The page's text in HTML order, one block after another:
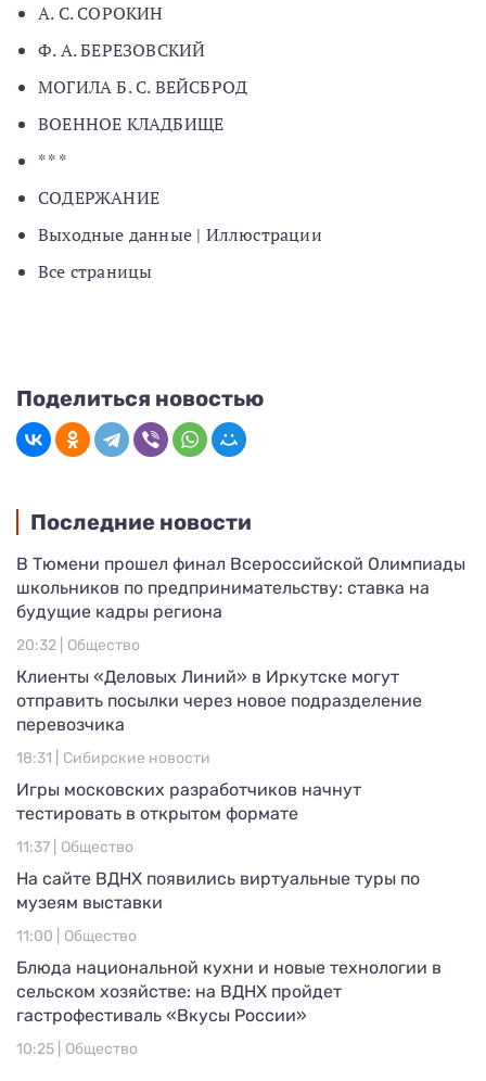
А. С. СОРОКИН
Ф. А. БЕРЕЗОВСКИЙ
МОГИЛА Б. С. ВЕЙСБРОД
ВОЕННОЕ КЛАДБИЩЕ
* * *
СОДЕРЖАНИЕ
Выходные данные | Иллюстрации
Все страницы
Поделиться новостью
Последние новости
В Тюмени прошел финал Всероссийской Олимпиады
школьников по предпринимательству: ставка на
будущие кадры региона
20:32 | Общество
Клиенты «Деловых Линий» в Иркутске могут
отправить посылки через новое подразделение
перевозчика
18:31 | Сибирские новости
Игры московских разработчиков начнут
тестировать в открытом формате
11:37 | Общество
На сайте ВДНХ появились виртуальные туры по
музеям выставки
11:00 | Общество
Блюда национальной кухни и новые технологии в
сельском хозяйстве: на ВДНХ пройдет
гастрофестиваль «Вкусы России»
10:25 | Общество